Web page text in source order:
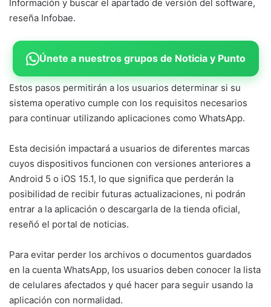
Información y buscar el apartado de versión del software,
reseña Infobae.
Únete a nuestros grupos de Noticia y Punto
Estos pasos permitirán a los usuarios determinar si su
sistema operativo cumple con los requisitos necesarios
para continuar utilizando aplicaciones como WhatsApp.
Esta decisión impactará a usuarios de diferentes marcas
cuyos dispositivos funcionen con versiones anteriores a
Android 5 o iOS 15.1, lo que significa que perderán la
posibilidad de recibir futuras actualizaciones, ni podrán
entrar a la aplicación o descargarla de la tienda oficial,
reseñó el portal de noticias.
Para evitar perder los archivos o documentos guardados
en la cuenta WhatsApp, los usuarios deben conocer la lista
de celulares afectados y qué hacer para seguir usando la
aplicación con normalidad.